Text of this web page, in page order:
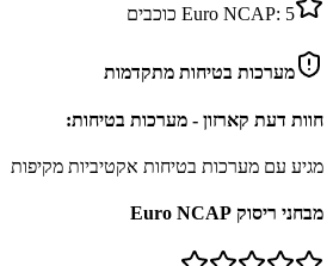
Euro NCAP: 5 כוכבים
מערכות בטיחות מתקדמות
חוות דעת קארזון - מערכות בטיחות:
מגיע עם מערכות בטיחות אקטיביות מקיפות
מבחני ריסוק Euro NCAP